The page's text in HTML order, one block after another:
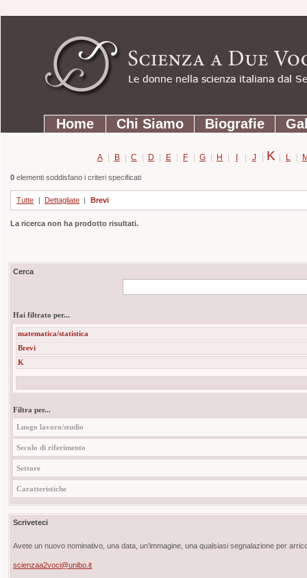
contenuti.
Strumenti
personali
SezioniHome Chi Siamo Biografie
A | B | C | D | E | F | G | H | I | J | K | L |
0elementi soddisfano i criteri specificati
Tutte | Dettagliate | Brevi
La ricerca non ha prodotto risultati.
Cerca
Hai filtrato per...
matematica/statistica
Brevi
K
Filtra per...
Luogo lavoro/studio
Secolo di riferimento
Settore
Caratteristiche
Scriveteci
Avete un nuovo nominativo, una data, un'immagine, una qualsiasi segnalazione per
scienzaa2voci@unibo.it